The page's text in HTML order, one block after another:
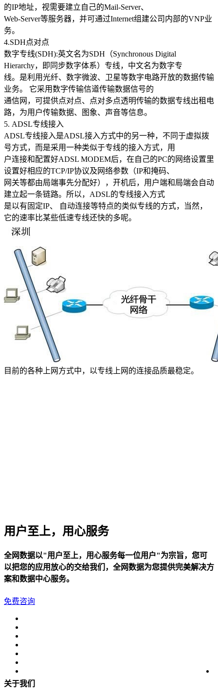
华南电信机房
电信五星级标准建设
华南双线机房
深圳龙华清湖机房
FIL/CHIA/BZZ首选机房
深圳南山沙河机房
电信钻石五星级机房
深圳罗湖田心机房
海外机房
香港NTT机房
100G直连国际带宽
美国数据中心机房
解决方案
电子商务类解决方案
综合门户类解决方案
政府媒体类解决方案
游戏解决方案
负载均衡解决方案
企业文化
的IP地址，视需要建立自己的Mail-Server、
Web-Server等服务器，并可通过Internet组建公司内部的VNP业
务。
4.SDH点对点
数字专线(SDH):英文名为SDH（Synchronous Digital
Hierarchy，即同步数字体系）专线，中文名为数字专
线。是利用光纤、数字微波、卫星等数字电路开放的数据传输
业务。 它采用数字传输信道传输数据信号的
通信网，可提供点对点、点对多点透明传输的数据专线出租电
路，为用户传输数据、图象、声音等信息。
5. ADSL专线接入
ADSL专线接入是ADSL接入方式中的另一种，不同于虚拟拨
号方式，而是采用一种类似于专线的接入方式，用
户连接和配置好ADSL MODEM后，在自己的PC的网络设置里
设置好相应的TCP/IP协议及网络参数（IP和掩码、
网关等都由局端事先分配好），开机后，用户端和局端会自动
建立起一条链路。所以，ADSL的专线接入方式
是以有固定IP、 自动连接等特点的类似专线的方式，当然，
它的速率比某些低速专线还快的多呢。
目前的各种上网方式中，以专线上网的连接品质最稳定。
用户至上，用心服务
全网数据以"用户至上，用心服务每一位用户"为宗旨，您可
以把您的应用放心的交给我们，全网数据为您提供完美解决方
案和数据中心服务。
免费咨询
关于我们